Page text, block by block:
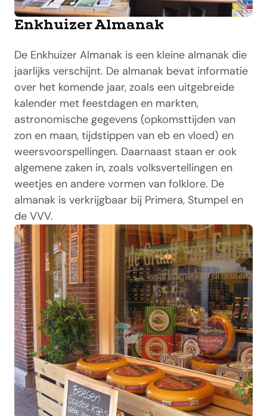
Enkhuizer Almanak
De Enkhuizer Almanak is een kleine almanak die
jaarlijks verschijnt. De almanak bevat informatie
over het komende jaar, zoals een uitgebreide
kalender met feestdagen en markten,
astronomische gegevens (opkomsttijden van
zon en maan, tijdstippen van eb en vloed) en
weersvoorspellingen. Daarnaast staan er ook
algemene zaken in, zoals volksvertellingen en
weetjes en andere vormen van folklore. De
almanak is verkrijgbaar bij Primera, Stumpel en
de VVV.